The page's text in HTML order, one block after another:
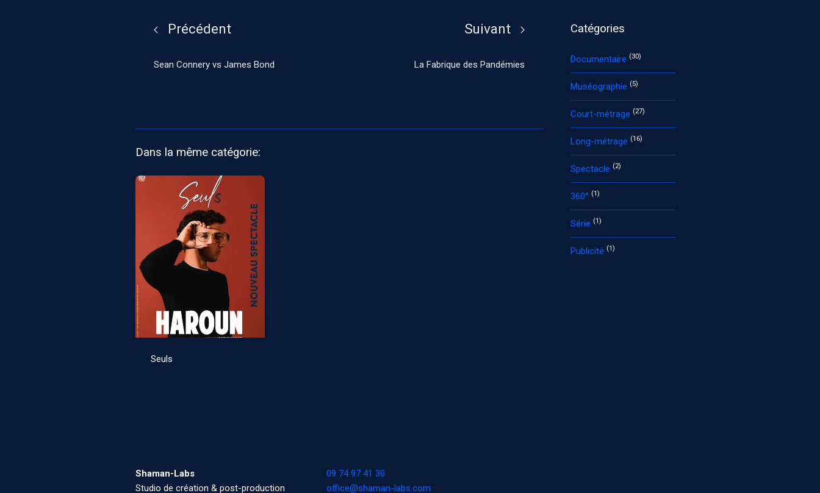
Précédent
Sean Connery vs James Bond
Suivant
La Fabrique des Pandémies
Dans la même catégorie:
Seuls
Catégories
Documentaire (30)
Muséographie (5)
Court-métrage (27)
Long-métrage (16)
Spectacle (2)
360° (1)
Série (1)
Publicité (1)
Shaman-Labs
Studio de création & post-production
09 74 97 41 30
office@shaman-labs.com